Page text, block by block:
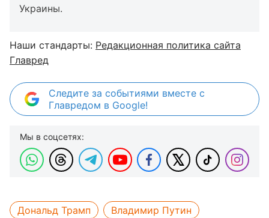
Украины.
Наши стандарты: Редакционная политика сайта
Главред
Следите за событиями вместе с
Главредом в Google!
Мы в соцсетях:
Дональд Трамп
Владимир Путин